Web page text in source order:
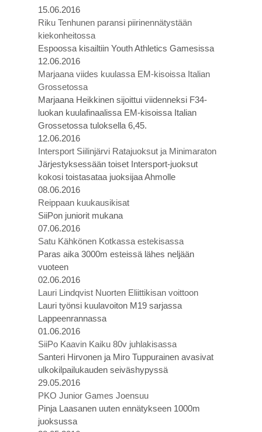
15.06.2016
Riku Tenhunen paransi piirinennätystään
kiekonheitossa
Espoossa kisailtiin Youth Athletics Gamesissa
12.06.2016
Marjaana viides kuulassa EM-kisoissa Italian
Grossetossa
Marjaana Heikkinen sijoittui viidenneksi F34-
luokan kuulafinaalissa EM-kisoissa Italian
Grossetossa tuloksella 6,45.
12.06.2016
Intersport Siilinjärvi Ratajuoksut ja Minimaraton
Järjestyksessään toiset Intersport-juoksut
kokosi toistasataa juoksijaa Ahmolle
08.06.2016
Reippaan kuukausikisat
SiiPon juniorit mukana
07.06.2016
Satu Kähkönen Kotkassa estekisassa
Paras aika 3000m esteissä lähes neljään
vuoteen
02.06.2016
Lauri Lindqvist Nuorten Eliittikisan voittoon
Lauri työnsi kuulavoiton M19 sarjassa
Lappeenrannassa
01.06.2016
SiiPo Kaavin Kaiku 80v juhlakisassa
Santeri Hirvonen ja Miro Tuppurainen avasivat
ulkokilpailukauden seiväshypyssä
29.05.2016
PKO Junior Games Joensuu
Pinja Laasanen uuten ennätykseen 1000m
juoksussa